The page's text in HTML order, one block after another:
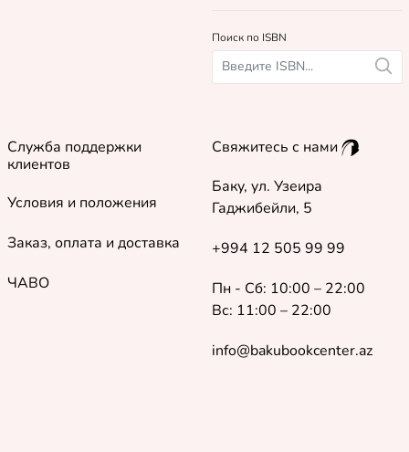
Поиск по ISBN
Служба поддержки
клиентов
Условия и положения
Заказ, оплата и доставка
ЧАВО
Свяжитесь с нами
Баку, ул. Узеира
Гаджибейли, 5
+994 12 505 99 99
Пн - Сб: 10:00 – 22:00
Вс: 11:00 – 22:00
info@bakubookcenter.az